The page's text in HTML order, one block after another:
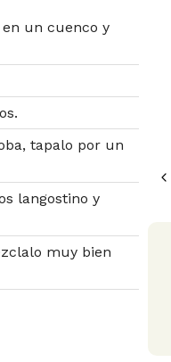
un cuenco y
tapalo por un
langostino y
muy bien